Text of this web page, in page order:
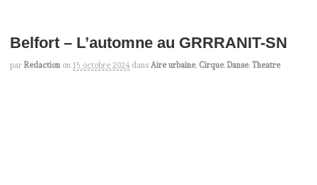
Belfort – L’automne au GRRRANIT-SN
par Redaction on 15 octobre 2024 dans Aire urbaine, Cirque, Danse, Theatre